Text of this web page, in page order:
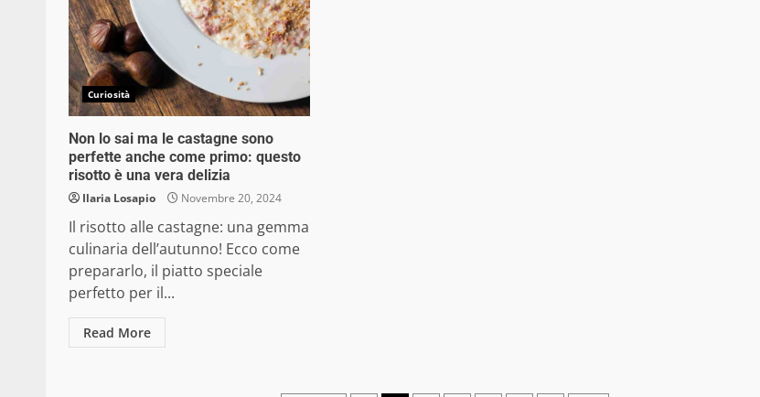
Curiosità
Non lo sai ma le castagne sono
perfette anche come primo: questo
risotto è una vera delizia
Ilaria Losapio Novembre 20, 2024
Il risotto alle castagne: una gemma
culinaria dell’autunno! Ecco come
prepararlo, il piatto speciale
perfetto per il...
Read More